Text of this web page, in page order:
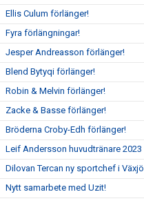
Ellis Culum förlänger!
Fyra förlängningar!
Jesper Andreasson förlänger!
Blend Bytyqi förlänger!
Robin & Melvin förlänger!
Zacke & Basse förlänger!
Bröderna Croby-Edh förlänger!
Leif Andersson huvudtränare 2023
Dilovan Tercan ny sportchef i
Nytt samarbete med Uzit!